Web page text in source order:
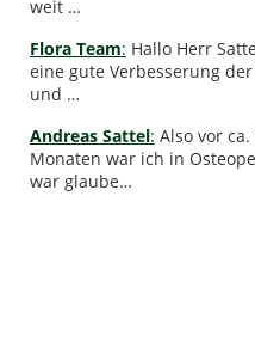
weit …
Flora Team: Hallo Herr
eine gute Verbesserung
und …
Andreas Sattel: Also vor ca.
Monaten war ich in
war glaube…